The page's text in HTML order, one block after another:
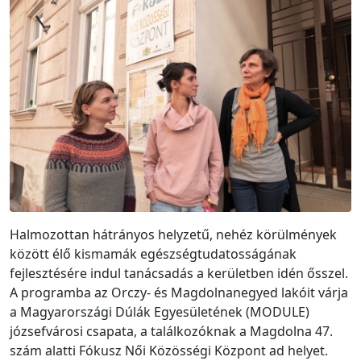
Halmozottan hátrányos helyzetű, nehéz körülmények
között élő kismamák egészségtudatosságának
fejlesztésére indul tanácsadás a kerületben idén ősszel.
A programba az Orczy- és Magdolnanegyed lakóit várja
a Magyarországi Dúlák Egyesületének (MODULE)
józsefvárosi csapata, a találkozóknak a Magdolna 47.
szám alatti Fókusz Női Közösségi Központ ad helyet.